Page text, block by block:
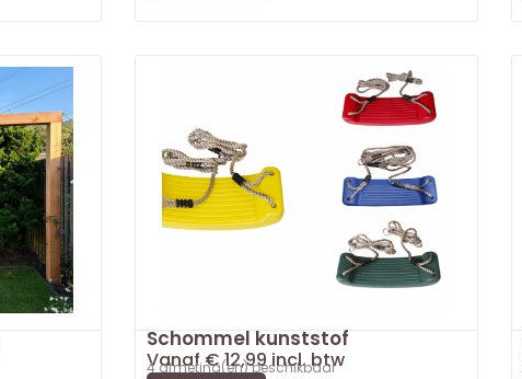
Schommel kunststof
Vanaf€12,99incl. btw
4 afmeting(en) beschikbaar